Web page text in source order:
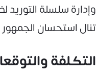
وإدارة سلسلة التوريد
تنال استحسان
التكلفة